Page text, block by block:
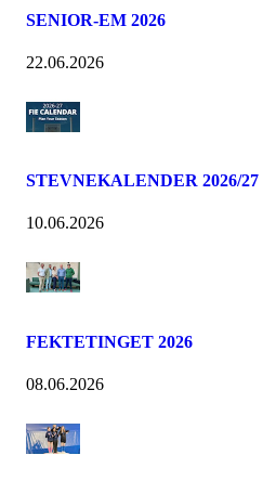
SENIOR-EM 2026
22.06.2026
STEVNEKALENDER 2026/27
10.06.2026
FEKTETINGET 2026
08.06.2026